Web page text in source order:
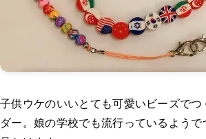
子供ウケのいいとても可愛いビーズで
ダー。娘の学校でも流行っているようで